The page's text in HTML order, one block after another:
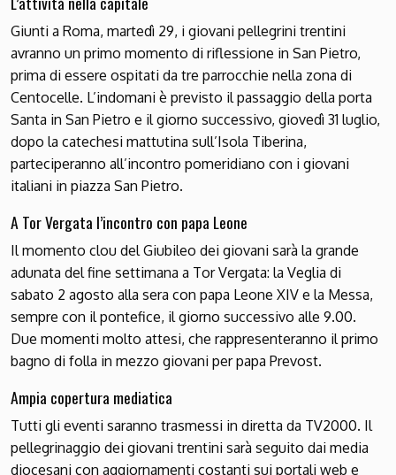
Giunti a Roma, martedì 29, i giovani pellegrini trentini
avranno un primo momento di riflessione in San Pietro,
prima di essere ospitati da tre parrocchie nella zona di
Centocelle. L’indomani è previsto il passaggio della porta
Santa in San Pietro e il giorno successivo, giovedì 31 luglio,
dopo la catechesi mattutina sull’Isola Tiberina,
parteciperanno all’incontro pomeridiano con i giovani
italiani in piazza San Pietro.
A Tor Vergata l’incontro con papa Leone
Il momento clou del Giubileo dei giovani sarà la grande
adunata del fine settimana a Tor Vergata: la Veglia di
sabato 2 agosto alla sera con papa Leone XIV e la Messa,
sempre con il pontefice, il giorno successivo alle 9.00.
Due momenti molto attesi, che rappresenteranno il primo
bagno di folla in mezzo giovani per papa Prevost.
Ampia copertura mediatica
Tutti gli eventi saranno trasmessi in diretta da TV2000. Il
pellegrinaggio dei giovani trentini sarà seguito dai media
diocesani con aggiornamenti costanti sui portali web e